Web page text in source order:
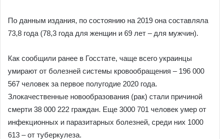
По данным издания, по состоянию на 2019 она составляла
73,8 года (78,3 года для женщин и 69 лет – для мужчин).
Как сообщили ранее в Госстате, чаще всего украинцы
умирают от болезней системы кровообращения – 196 000
567 человек за первое полугодие 2020 года.
Злокачественные новообразования (рак) стали причиной
смерти 38 000 222 граждан. Еще 3000 701 человек умер от
инфекционных и паразитарных болезней, среди них 1000
613 – от туберкулеза.